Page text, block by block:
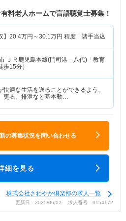
料老人ホームで言語聴覚士募集！
20.4万円～30.1万円 程度 諸手当込
ＪＲ鹿児島本線(門司港－八代)「教育
歩15分）
快適な生活を送ることができるよう、
更衣、排泄など基本動…
の募集状況を問い合わせる
細を見る
株式会社さわやか倶楽部の求人一覧
更新日：2025/06/02 求人番号：9154172